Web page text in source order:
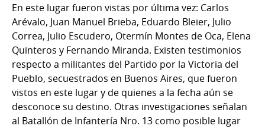
En este lugar fueron vistas por última vez: Carlos
Arévalo, Juan Manuel Brieba, Eduardo Bleier, Julio
Correa, Julio Escudero, Otermín Montes de Oca, Elena
Quinteros y Fernando Miranda. Existen testimonios
respecto a militantes del Partido por la Victoria del
Pueblo, secuestrados en Buenos Aires, que fueron
vistos en este lugar y de quienes a la fecha aún se
desconoce su destino. Otras investigaciones señalan
al Batallón de Infantería Nro. 13 como posible lugar